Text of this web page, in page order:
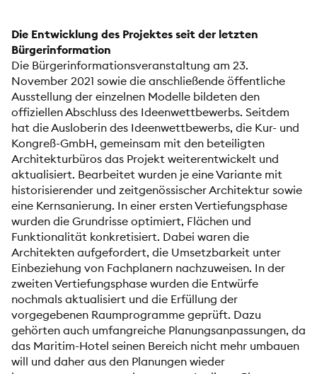
Die Entwicklung des Projektes seit der letzten
Bürgerinformation
Die Bürgerinformationsveranstaltung am 23.
November 2021 sowie die anschließende öffentliche
Ausstellung der einzelnen Modelle bildeten den
offiziellen Abschluss des Ideenwettbewerbs. Seitdem
hat die Ausloberin des Ideenwettbewerbs, die Kur- und
Kongreß-GmbH, gemeinsam mit den beteiligten
Architekturbüros das Projekt weiterentwickelt und
aktualisiert. Bearbeitet wurden je eine Variante mit
historisierender und zeitgenössischer Architektur sowie
eine Kernsanierung. In einer ersten Vertiefungsphase
wurden die Grundrisse optimiert, Flächen und
Funktionalität konkretisiert. Dabei waren die
Architekten aufgefordert, die Umsetzbarkeit unter
Einbeziehung von Fachplanern nachzuweisen. In der
zweiten Vertiefungsphase wurden die Entwürfe
nochmals aktualisiert und die Erfüllung der
vorgegebenen Raumprogramme geprüft. Dazu
gehörten auch umfangreiche Planungsanpassungen, da
das Maritim-Hotel seinen Bereich nicht mehr umbauen
will und daher aus den Planungen wieder